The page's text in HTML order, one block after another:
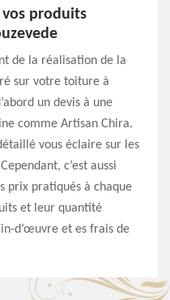
vos produits
de la réalisation de la
sur votre toiture à
un devis à une
comme Artisan Chira.
vous éclaire sur les
c’est aussi
prix pratiqués à chaque
et leur quantité
d’œuvre et es frais de